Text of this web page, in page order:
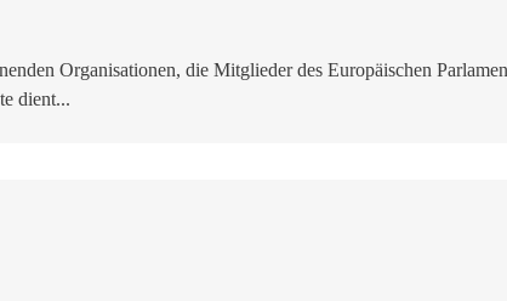
Organisationen, die Mitglieder des Europäischen
dient...